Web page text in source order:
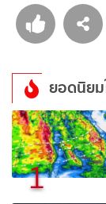
ยอดนิย
1